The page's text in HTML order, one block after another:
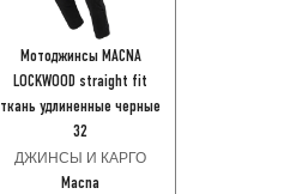
Мотоджинсы MACNA
LOCKWOOD straight fit
ткань удлиненные черные
32
ДЖИНСЫ И КАРГО
Macna